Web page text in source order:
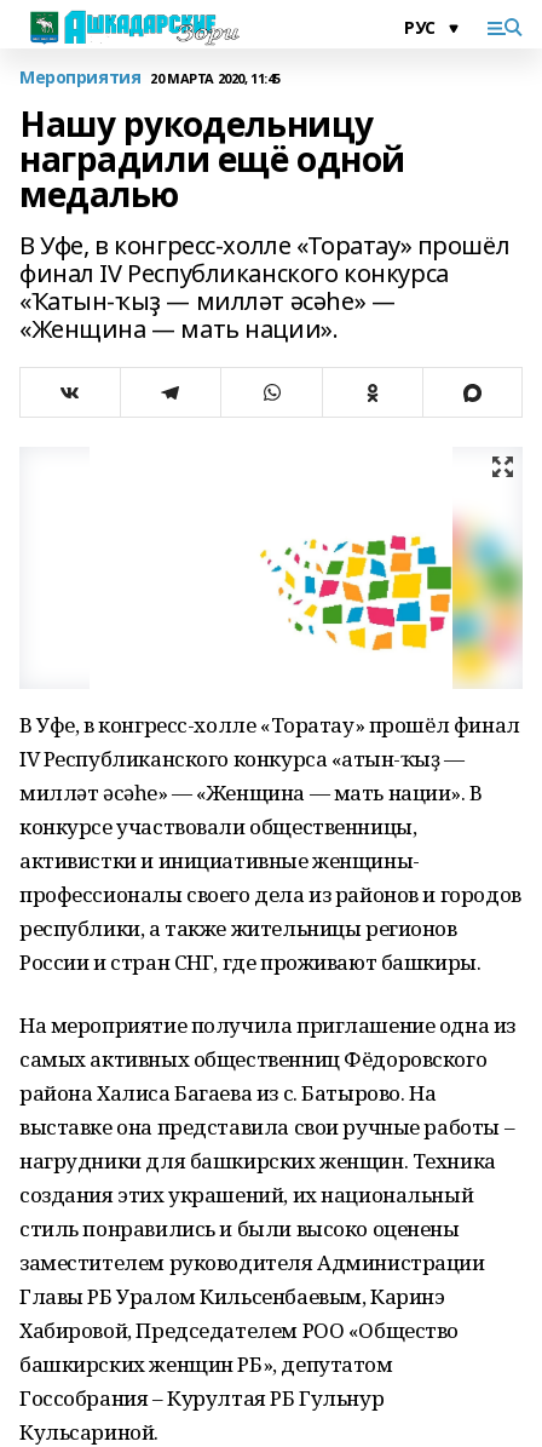
Мероприятия 20 МАРТА 2020, 11:45
Нашу рукодельницу
наградили ещё одной
медалью
В Уфе, в конгресс-холле «Торатау» прошёл
финал IV Республиканского конкурса
«Ҡатын-ҡыҙ — милләт әсәһе» —
«Женщина — мать нации».
В Уфе, в конгресс-холле «Торатау» прошёл финал
IV Республиканского конкурса «Ҡатын-ҡыҙ —
милләт әсәһе» — «Женщина — мать нации». В
конкурсе участвовали общественницы,
активистки и инициативные женщины-
профессионалы своего дела из районов и городов
республики, а также жительницы регионов
России и стран СНГ, где проживают башкиры.
На мероприятие получила приглашение одна из
самых активных общественниц Фёдоровского
района Халиса Багаева из с. Батырово. На
выставке она представила свои ручные работы –
нагрудники для башкирских женщин. Техника
создания этих украшений, их национальный
стиль понравились и были высоко оценены
заместителем руководителя Администрации
Главы РБ Уралом Кильсенбаевым, Каринэ
Хабировой, Председателем РОО «Общество
башкирских женщин РБ», депутатом
Госсобрания – Курултая РБ Гульнур
Кульсариной.